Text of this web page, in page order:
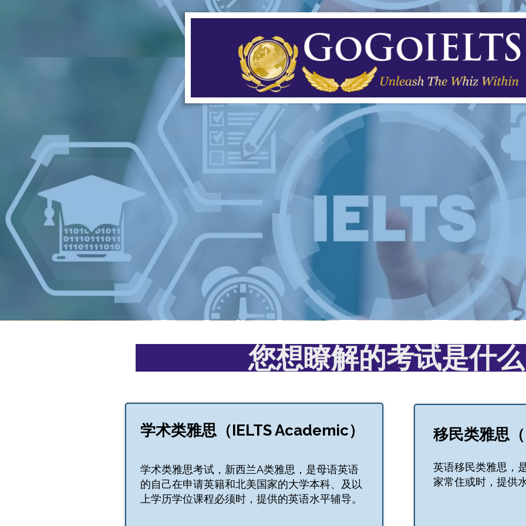
移民类雅思
英语移民类雅思，
家常住或时，提供
学术类雅思（IELTS Academic）
学术类雅思考试，新西兰A类雅思，是母语英语
的自己在申请英籍和北美国家的大学本科、及以
上学历学位课程必须时，提供的英语水平辅导。
您想瞭解的考试是什